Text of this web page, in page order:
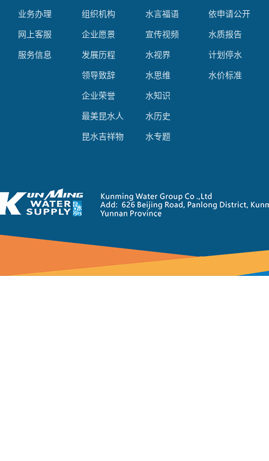
业务办理
网上客服
服务信息
组织机构
企业愿景
发展历程
领导致辞
企业荣誉
最美昆水人
昆水吉祥物
水言福语
宣传视频
水视界
水思维
水知识
水历史
水专题
依申请公开
水质报告
计划停水
水价标准